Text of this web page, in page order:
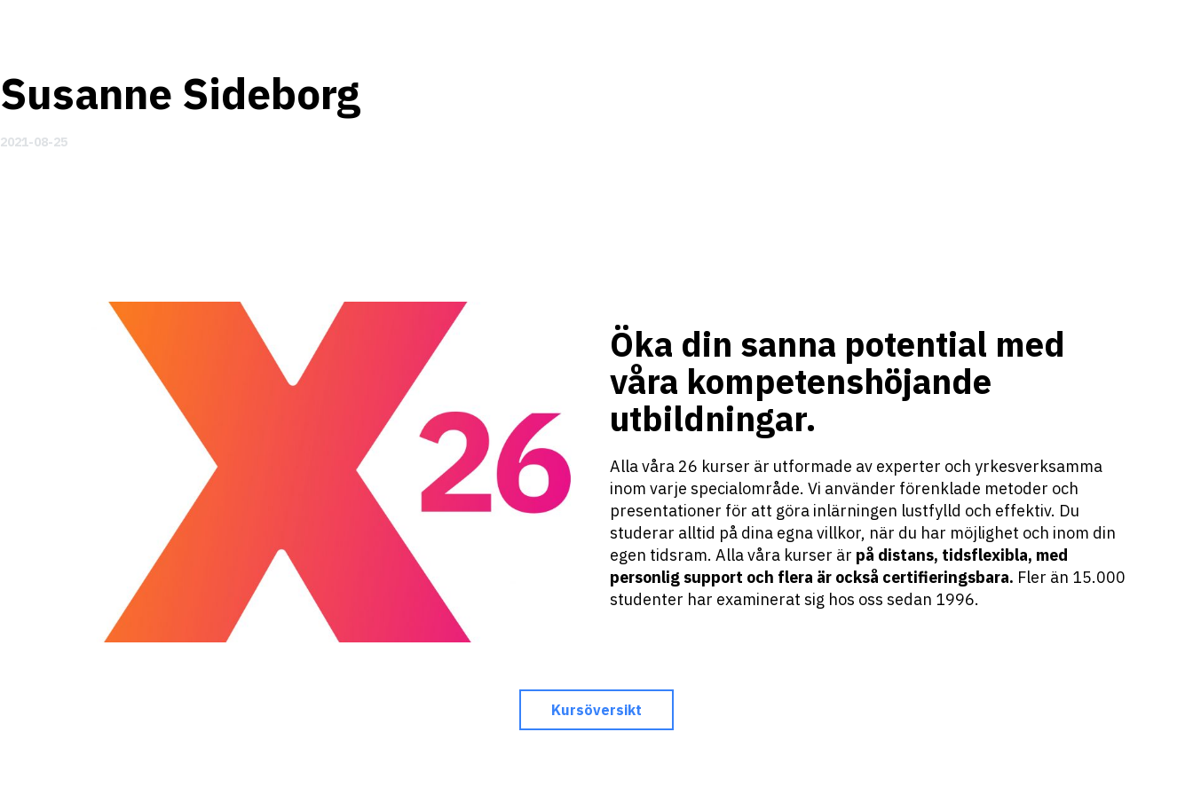
Susanne Sideborg
2021-08-25
Öka din sanna potential med
våra kompetenshöjande
utbildningar.
Alla våra 26 kurser är utformade av experter och yrkesverksamma
inom varje specialområde. Vi använder förenklade metoder och
presentationer för att göra inlärningen lustfylld och effektiv. Du
studerar alltid på dina egna villkor, när du har möjlighet och inom din
egen tidsram. Alla våra kurser är på distans, tidsflexibla, med
personlig support och flera är också certifieringsbara. Fler än 15.000
studenter har examinerat sig hos oss sedan 1996.
Kursöversikt